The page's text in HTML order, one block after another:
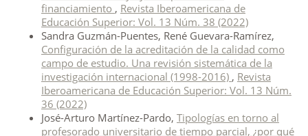
financiamiento , Revista Iberoamericana de
Educación Superior: Vol. 13 Núm. 38 (2022)
Sandra Guzmán-Puentes, René Guevara-Ramírez,
Configuración de la acreditación de la calidad como
campo de estudio. Una revisión sistemática de la
investigación internacional (1998-2016) , Revista
Iberoamericana de Educación Superior: Vol. 13 Núm.
36 (2022)
José-Arturo Martínez-Pardo, Tipologías en torno al
profesorado universitario de tiempo parcial, ¿por qué